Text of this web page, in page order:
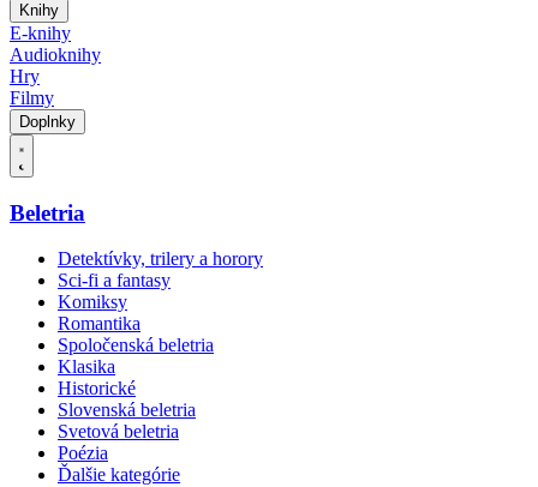
Knihy
E-knihy
Audioknihy
Hry
Filmy
Doplnky
Beletria
Detektívky, trilery a horory
Sci-fi a fantasy
Komiksy
Romantika
Spoločenská beletria
Klasika
Historické
Slovenská beletria
Svetová beletria
Poézia
Ďalšie kategórie